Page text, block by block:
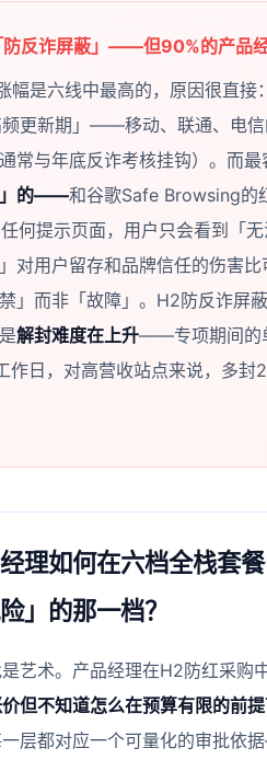
防反诈屏蔽」——但90%的产品
幅是六线中最高的，原因很直接
更新期」——移动、联通、电信
常与年底反诈考核挂钩）。而最
」的——和谷歌Safe Browsing的
何提示页面，用户只会看到「
对用户留存和品牌信任的伤害
」而非「故障」。H2防反诈屏
解封难度在上升——专项期间的
作日，对高营收站点来说，多封
理如何在六档全栈套
」的那一档？
艺术。产品经理在H2防红采购
价但不知道怎么在预算有限的前
层都对应一个可量化的审批依